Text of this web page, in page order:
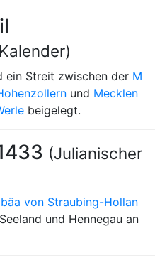
ein Streit zwischen der M
und Mecklen
beigelegt.
(Julianischer
von Straubing-Hollan
und Hennegau an